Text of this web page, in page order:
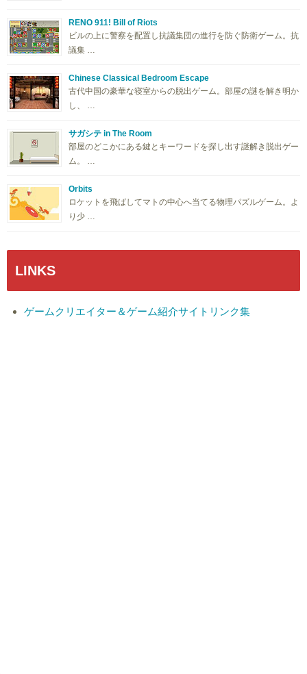
RENO 911! Bill of Riots
ビルの上に警察を配置し抗議集団の進行を防ぐ防衛ゲーム。抗
議集 …
Chinese Classical Bedroom Escape
古代中国の豪華な寝室からの脱出ゲーム。部屋の謎を解き明か
し、 …
サガシテ in The Room
部屋のどこかにある鍵とキーワードを探し出す謎解き脱出ゲー
ム。 …
Orbits
ロケットを飛ばしてマトの中心へ当てる物理パズルゲーム。よ
り少 …
LINKS
ゲームクリエイター＆ゲーム紹介サイトリンク集